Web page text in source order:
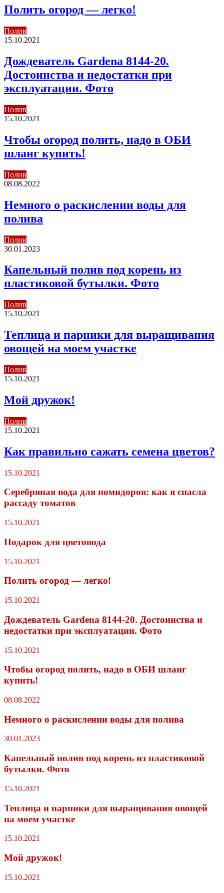
Полить огород — легко!
Полив
15.10.2021
Дождеватель Gardena 8144-20.
Достоинства и недостатки при
эксплуатации. Фото
Полив
15.10.2021
Чтобы огород полить, надо в ОБИ
шланг купить!
Полив
08.08.2022
Немного о раскислении воды для
полива
Полив
30.01.2023
Капельный полив под корень из
пластиковой бутылки. Фото
Полив
15.10.2021
Теплица и парники для выращивания
овощей на моем участке
Полив
15.10.2021
Мой дружок!
Полив
15.10.2021
Как правильно сажать семена цветов?
15.10.2021
Серебряная вода для помидоров: как я спасла
рассаду томатов
15.10.2021
Подарок для цветовода
15.10.2021
Полить огород — легко!
15.10.2021
Дождеватель Gardena 8144-20. Достоинства и
недостатки при эксплуатации. Фото
15.10.2021
Чтобы огород полить, надо в ОБИ шланг
купить!
08.08.2022
Немного о раскислении воды для полива
30.01.2023
Капельный полив под корень из пластиковой
бутылки. Фото
15.10.2021
Теплица и парники для выращивания овощей
на моем участке
15.10.2021
Мой дружок!
15.10.2021